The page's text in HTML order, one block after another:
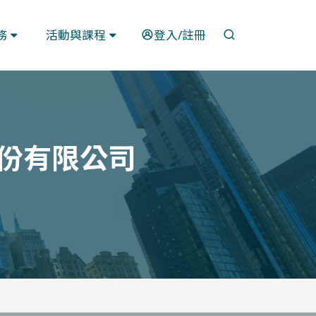
活動與課程 登入/註冊
有限公司